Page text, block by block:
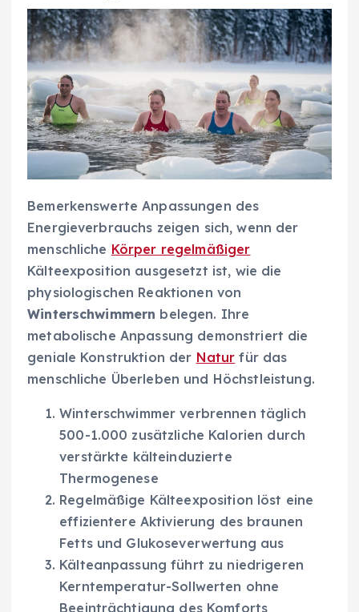
Bemerkenswerte Anpassungen des
Energieverbrauchs zeigen sich, wenn der
menschliche Körper regelmäßiger
Kälteexposition ausgesetzt ist, wie die
physiologischen Reaktionen von
Winterschwimmern belegen. Ihre
metabolische Anpassung demonstriert die
geniale Konstruktion der Natur für das
menschliche Überleben und Höchstleistung.
Winterschwimmer verbrennen täglich
500-1.000 zusätzliche Kalorien durch
verstärkte kälteinduzierte
Thermogenese
Regelmäßige Kälteexposition löst eine
effizientere Aktivierung des braunen
Fetts und Glukoseverwertung aus
Kälteanpassung führt zu niedrigeren
Kerntemperatur-Sollwerten ohne
Beeinträchtigung des Komforts